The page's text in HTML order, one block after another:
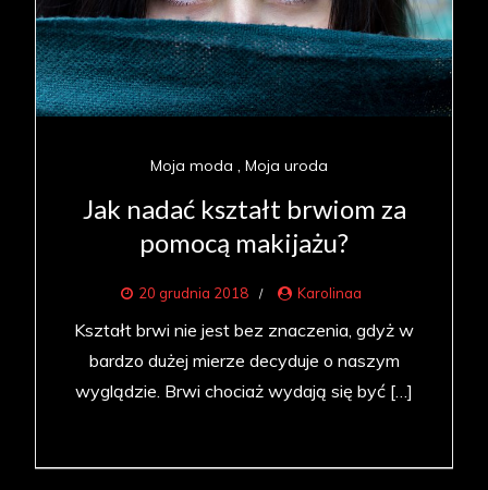
Moja moda Moja uroda
Jak nadać kształt brwiom za
pomocą makijażu?
20 grudnia 2018 Karolinaa
Kształt brwi nie jest bez znaczenia, gdyż w
bardzo dużej mierze decyduje o naszym
wyglądzie. Brwi chociaż wydają się być […]